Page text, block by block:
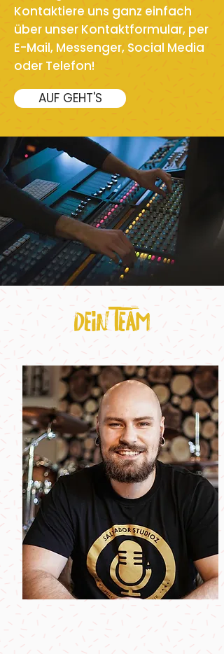
Kontaktiere uns ganz einfach
über unser Kontaktformular, per
E-Mail, Messenger, Social Media
oder Telefon!
AUF GEHT'S
Dein Team